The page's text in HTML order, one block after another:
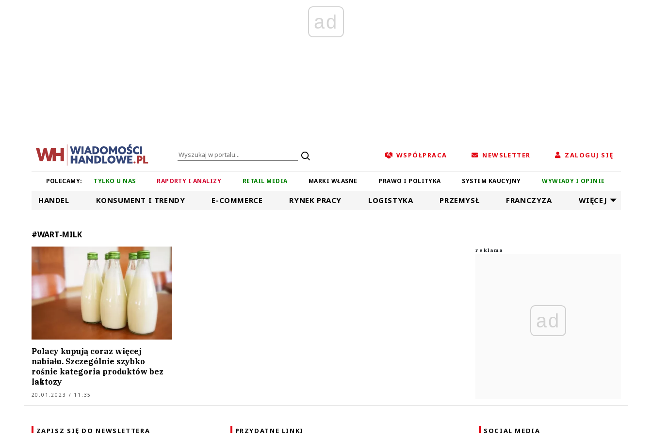
ad
WSPÓŁPRACA NEWSLETTER ZALOGUJ SIĘ
POLECAMY: TYLKO U NAS RAPORTY I ANALIZY RETAIL MEDIA MARKI WŁASNE PRAWO I POLITYKA SYSTEM KAUCYJNY WYWIADY I OPINIE
HANDEL KONSUMENT I TRENDY E-COMMERCE RYNEK PRACY LOGISTYKA PRZEMYSŁ FRANCZYZA WIĘCEJ
#WART-MILK
Polacy kupują coraz więcej
nabiału. Szczególnie szybko
rośnie kategoria produktów bez
laktozy
20.01.2023 / 11:35
ad
ZAPISZ SIĘ DO NEWSLETTERA PRZYDATNE LINKI SOCIAL MEDIA